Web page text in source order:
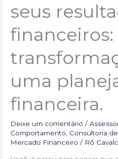
seus
financeiros:
uma
financeira.
Deixe um comentário /
Comportamento, Consultoria
Mercado Financeiro / Rô